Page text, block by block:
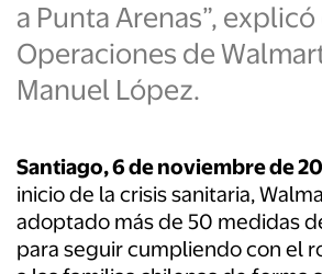
a Punta Arenas”, explicó
Operaciones de
Manuel López.
Santiago, 6 de noviembre de
inicio de la crisis sanitaria,
adoptado más de 50 medidas
para seguir cumpliendo con el